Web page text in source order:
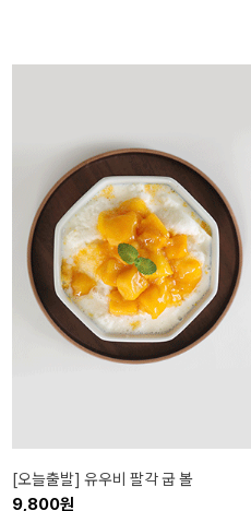
[오늘출발] 유우비 팔각 굽 볼
9,800원